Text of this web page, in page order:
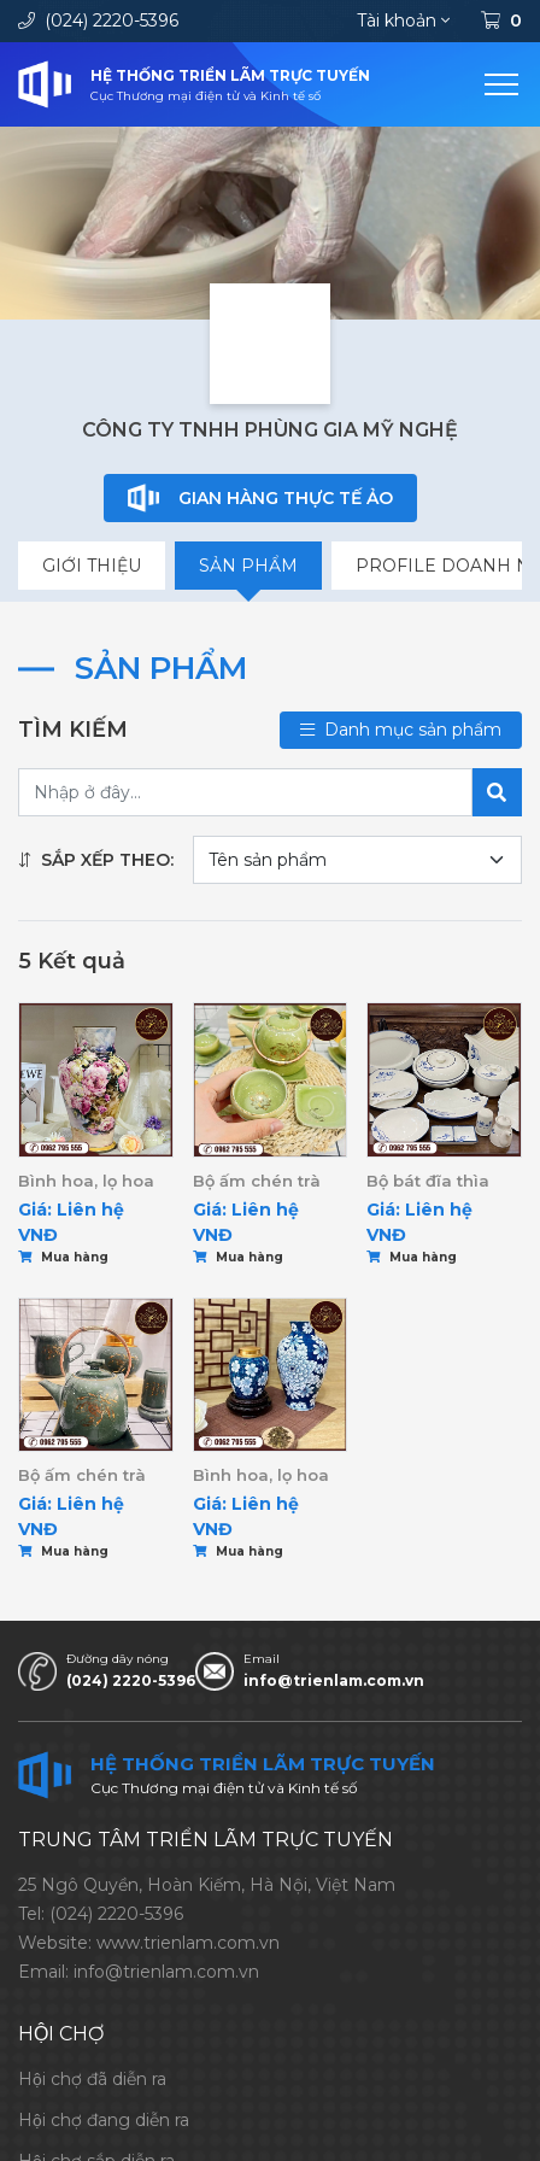
(024) 2220-5396 Tài khoản
HỆ THỐNG TRIỂN LÃM TRỰC TUYẾN
Cục Thương mại điện tử và Kinh tế số
0
CÔNG TY TNHH PHÙNG GIA MỸ NGHỆ
GIAN HÀNG THỰC TẾ ẢO
GIỚI THIỆU SẢN PHẨM PROFILE DOANH
SẢN PHẨM
TÌM KIẾM Danh mục sản phẩm
SẮP XẾP THEO:
5 Kết quả
Bình hoa, lọ hoa
Giá: Liên hệ
VNĐ
Mua hàng
Bộ ấm chén trà
Giá: Liên hệ
VNĐ
Mua hàng
Bộ bát đĩa thìa
Giá: Liên hệ
VNĐ
Mua hàng
Bộ ấm chén trà
Giá: Liên hệ
VNĐ
Mua hàng
Bình hoa, lọ hoa
Giá: Liên hệ
VNĐ
Mua hàng
Đường dây nóng
(024) 2220-5396
Email
info@trienlam.com.vn
HỆ THỐNG TRIỂN LÃM TRỰC TUYẾN
Cục Thương mại điện tử và Kinh tế số
TRUNG TÂM TRIỂN LÃM TRỰC TUYẾN
25 Ngô Quyền, Hoàn Kiếm, Hà Nội, Việt Nam
Tel: (024) 2220-5396
Website: www.trienlam.com.vn
Email: info@trienlam.com.vn
HỘI CHỢ
Hội chợ đã diễn ra
Hội chợ đang diễn ra